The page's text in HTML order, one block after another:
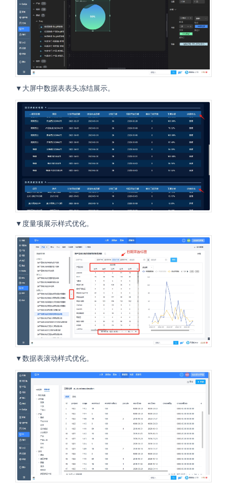
▼大屏中数据表表头冻结展示。
▼度量项展示样式优化。
▼数据表滚动样式优化。